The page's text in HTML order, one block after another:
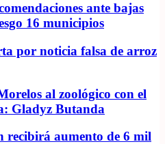
ante bajas
16 municipios
por noticia falsa de arroz
al zoológico con el
Gladyz Butanda
recibirá aumento de 6 mil